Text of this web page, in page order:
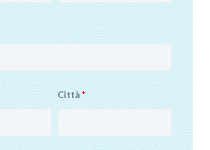
Città*